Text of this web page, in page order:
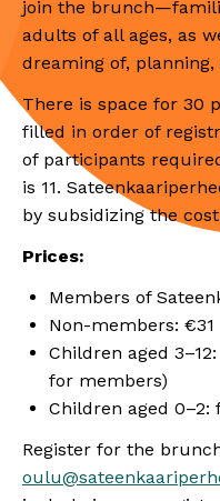
join the
adults of all ages, as
dreaming of,
There is space for 30
filled in order of
of participants
is 11.
by subsidizing the
Prices:
Members of
Non-members: €31
Children aged
for members)
Children aged 0–2:
Register for the